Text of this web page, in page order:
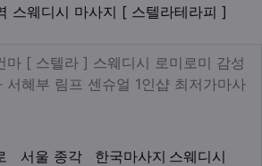
각역 스웨디시 마
스웨디시 마사지 [ 스텔라테라피 ]
역 건마 [ 스텔라
마 [ 스텔라 ] 스웨디시 로미로미 감성
서혜부 림프 센슈얼 1인샵 최저가마사
서울 종각 한국마사지 스웨디시